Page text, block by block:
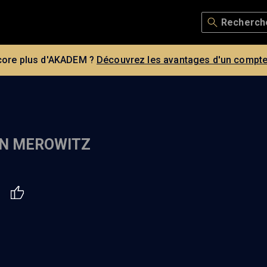
plus d'AKADEM ? Découvrez les avantages d'un
MEROWITZ